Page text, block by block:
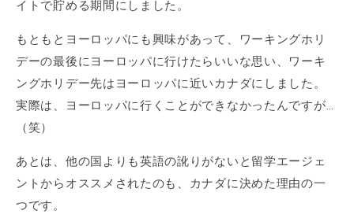
イトで貯める期間にしました。
もともとヨーロッパにも興味があって、ワーキングホリ
デーの最後にヨーロッパに行けたらいいな思い、ワーキ
ングホリデー先はヨーロッパに近いカナダにしました。
実際は、ヨーロッパに行くことができなかったんですが…
（笑）
あとは、他の国よりも英語の訛りがないと留学エージェ
ントからオススメされたのも、カナダに決めた理由の一
つです。